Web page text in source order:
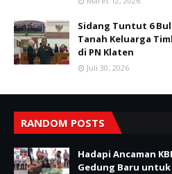
Sidang Tuntut 6
Tanah Keluarga
di PN Klaten
Juli 30, 2026
RANDOM POSTS
Hadapi Ancaman
Gedung Baru